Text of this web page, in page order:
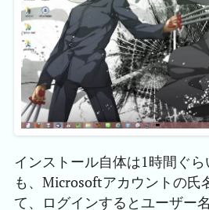
インストール自体は1時間ぐ
も、Microsoftアカウントの氏
て、ログインするとユーザー